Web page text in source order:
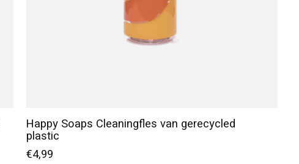
Happy Soaps Cleaningfles van gerecycled
plastic
€4,99